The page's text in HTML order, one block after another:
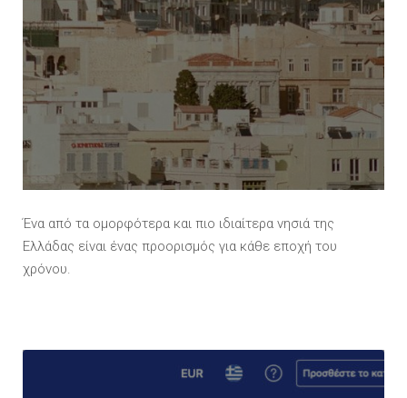
Ένα από τα ομορφότερα και πιο ιδιαίτερα νησιά της
Ελλάδας είναι ένας προορισμός για κάθε εποχή του
χρόνου.